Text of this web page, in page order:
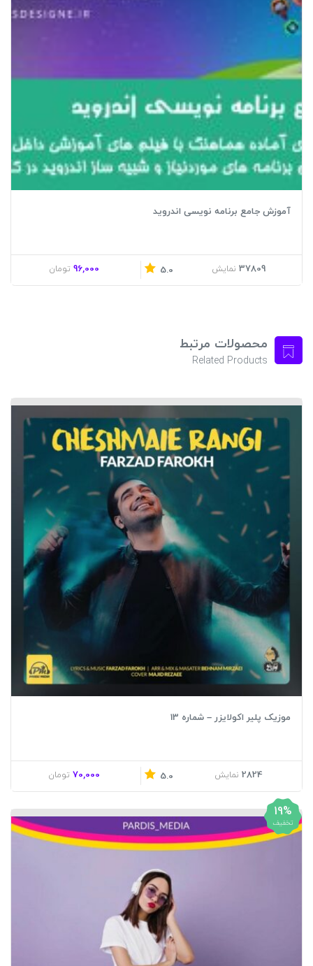
آموزش جامع برنامه نویسی اندروید
37809 نمایش 5.0
96,000 تومان
محصولات مرتبط
Related Products
موزیک پلیر اکولایزر – شماره 13
2824 نمایش 5.0
70,000 تومان
19%
تخفیف